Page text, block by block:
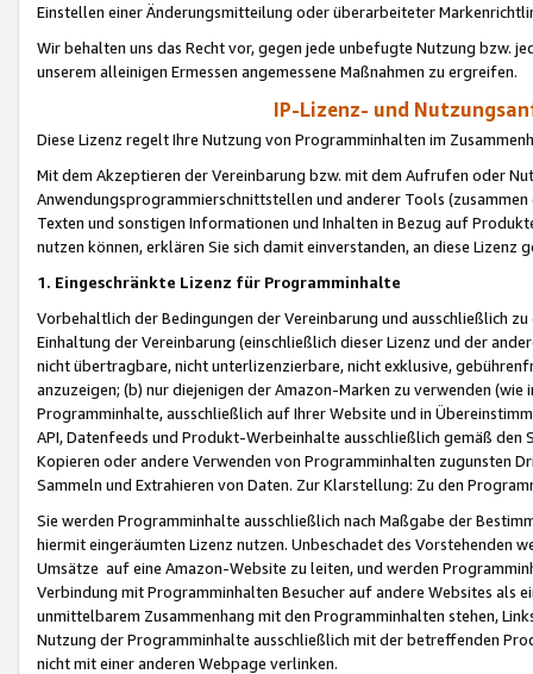
Einstellen einer Änderungsmitteilung oder überarbeiteter
Wir behalten uns das Recht vor, gegen jede unbefugte Nutzung bzw.
unserem alleinigen Ermessen angemessene Maßnahmen zu ergreifen.
IP-Lizenz- und
Diese Lizenz regelt Ihre Nutzung von Programminhalten im
Mit dem Akzeptieren der Vereinbarung bzw. mit dem Aufrufen oder
Anwendungsprogrammierschnittstellen und anderer Tools (zusammen
Texten und sonstigen Informationen und Inhalten in Bezug auf
nutzen können, erklären Sie sich damit einverstanden, an diese Lizenz
1. Eingeschränkte Lizenz für Programminhalte
Vorbehaltlich der Bedingungen der Vereinbarung und ausschließlich
Einhaltung der Vereinbarung (einschließlich dieser Lizenz und der
nicht übertragbare, nicht unterlizenzierbare, nicht exklusive,
anzuzeigen; (b) nur diejenigen der Amazon-Marken zu verwenden
Programminhalte, ausschließlich auf Ihrer Website und in
API, Datenfeeds und Produkt-Werbeinhalte ausschließlich gemäß
Kopieren oder andere Verwenden von Programminhalten zugunsten
Sammeln und Extrahieren von Daten. Zur Klarstellung: Zu den
Sie werden Programminhalte ausschließlich nach Maßgabe der
hiermit eingeräumten Lizenz nutzen. Unbeschadet des Vorstehenden
Umsätze auf eine Amazon-Website zu leiten, und werden
Verbindung mit Programminhalten Besucher auf andere Websites als
unmittelbarem Zusammenhang mit den Programminhalten stehen,
Nutzung der Programminhalte ausschließlich mit der betreffenden
nicht mit einer anderen Webpage verlinken.